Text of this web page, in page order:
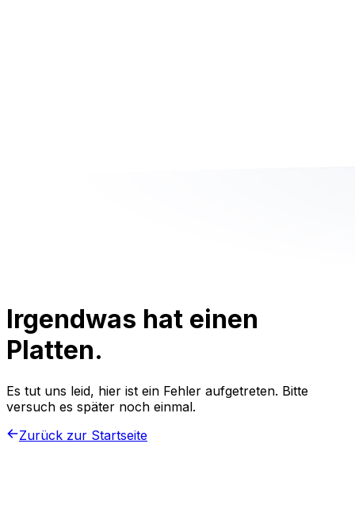
Irgendwas hat einen
Platten.
Es tut uns leid, hier ist ein Fehler aufgetreten. Bitte
versuch es später noch einmal.
Zurück zur Startseite